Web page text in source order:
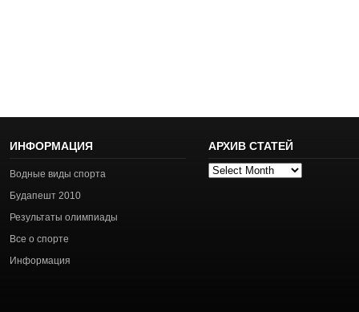
ИНФОРМАЦИЯ
Водные виды спорта
Будапешт 2010
Результаты олимпиады
Все о спорте
Информация
АРХИВ СТАТЕЙ
Архив